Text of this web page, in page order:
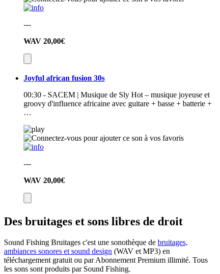
---
WAV 20,00€
Joyful african fusion 30s
00:30 - SACEM | Musique de Sly Hot – musique joyeuse et
groovy d'influence africaine avec guitare + basse + batterie +
…
---
WAV 20,00€
Des bruitages et sons libres de droit
Sound Fishing Bruitages c'est une sonothèque de bruitages,
ambiances sonores et sound design (WAV et MP3) en
téléchargement gratuit ou par Abonnement Premium illimité. Tous
les sons sont produits par Sound Fishing.